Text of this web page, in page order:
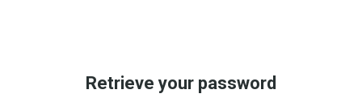
Retrieve your password